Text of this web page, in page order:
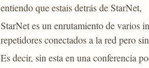
entiendo que estais detrás de StarNet,
StarNet es un enrutamiento de varios
repetidores conectados a la red pero
Es decir, sin esta en una conferencia